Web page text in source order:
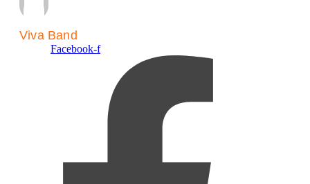
Viva Band
Facebook-f